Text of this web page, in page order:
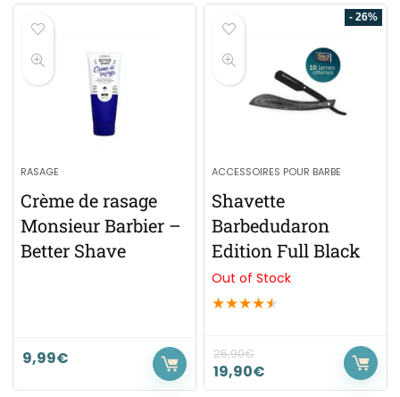
RASAGE
Crème de rasage
Monsieur Barbier –
Better Shave
9,99€
- 26%
ACCESSOIRES POUR BARBE
Shavette
Barbedudaron
Edition Full Black
Out of Stock
★★★★★
26,90€
19,90€